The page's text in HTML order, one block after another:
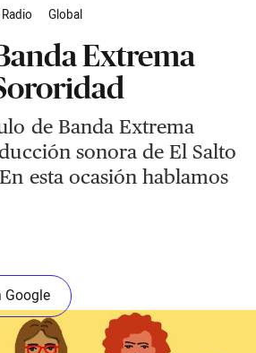
Global
Extrema
de Banda Extrema
sonora de El Salto
esta ocasión hablamos
Google